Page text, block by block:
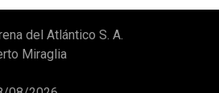
del Atlántico S. A.
Miraglia